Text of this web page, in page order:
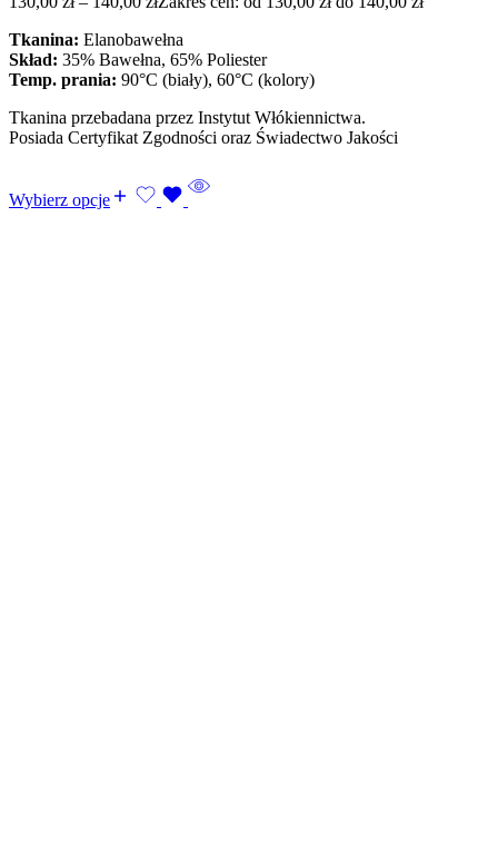
Tkanina: Elanobawełna
Skład: 35% Bawełna, 65% Poliester
Temp. prania: 90°C (biały), 60°C (kolory)
Tkanina przebadana przez Instytut Włókiennictwa.
Posiada Certyfikat Zgodności oraz Świadectwo Jakości
Wybierz opcje